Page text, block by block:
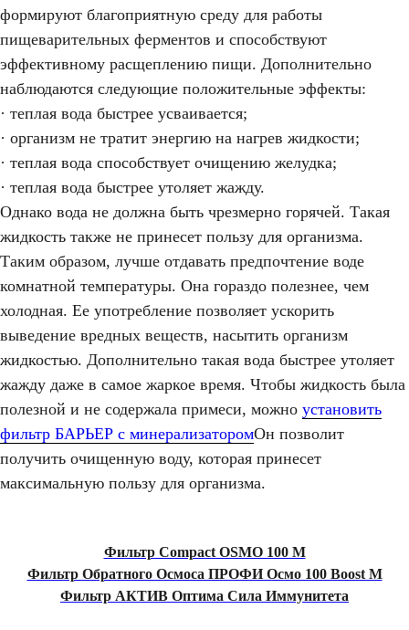
формируют благоприятную среду для работы
пищеварительных ферментов и способствуют
эффективному расщеплению пищи. Дополнительно
наблюдаются следующие положительные эффекты:
· теплая вода быстрее усваивается;
· организм не тратит энергию на нагрев жидкости;
· теплая вода способствует очищению желудка;
· теплая вода быстрее утоляет жажду.
Однако вода не должна быть чрезмерно горячей. Такая
жидкость также не принесет пользу для организма.
Таким образом, лучше отдавать предпочтение воде
комнатной температуры. Она гораздо полезнее, чем
холодная. Ее употребление позволяет ускорить
выведение вредных веществ, насытить организм
жидкостью. Дополнительно такая вода быстрее утоляет
жажду даже в самое жаркое время. Чтобы жидкость была
полезной и не содержала примеси, можно установить
фильтр БАРЬЕР с минерализаторомОн позволит
получить очищенную воду, которая принесет
максимальную пользу для организма.
Фильтр Compact OSMO 100 М
Фильтр Обратного Осмоса ПРОФИ Осмо 100 Boost М
Фильтр АКТИВ Оптима Сила Иммунитета